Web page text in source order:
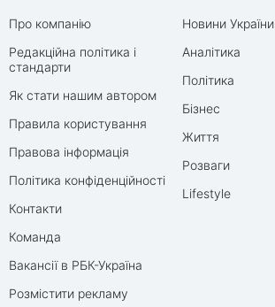
Про компанію
Редакційна політика і
стандарти
Як стати нашим автором
Правила користування
Правова інформація
Політика конфіденційності
Контакти
Команда
Вакансії в РБК-Україна
Розмістити рекламу
Новини України
Аналітика
Політика
Бізнес
Життя
Розваги
Lifestyle